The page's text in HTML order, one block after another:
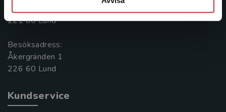
Box 141
221 00 Lund
Besöksadress:
Åkergränden 1
Kundservice